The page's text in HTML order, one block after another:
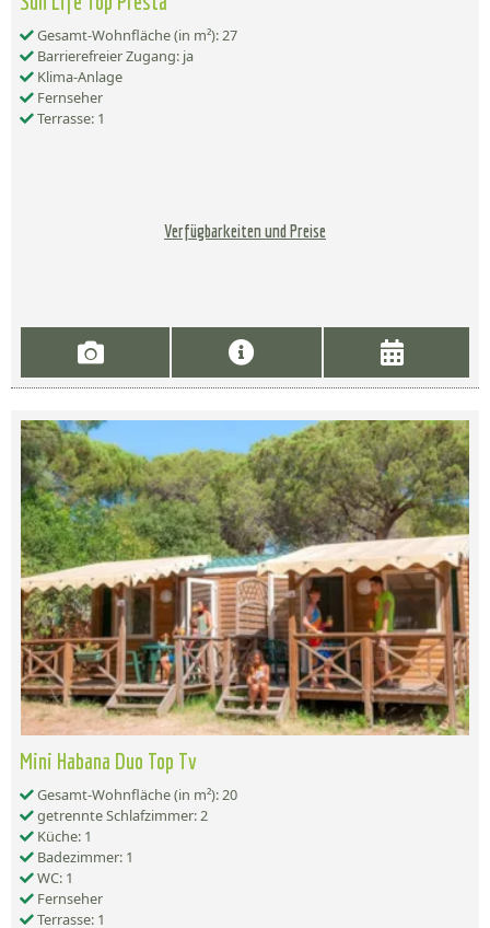
Gesamt-Wohnfläche (in m²): 27
Barrierefreier Zugang: ja
Klima-Anlage
Fernseher
Terrasse: 1
Verfügbarkeiten und Preise
Mini Habana Duo Top Tv
Gesamt-Wohnfläche (in m²): 20
getrennte Schlafzimmer: 2
Küche: 1
Badezimmer: 1
WC: 1
Fernseher
Terrasse: 1